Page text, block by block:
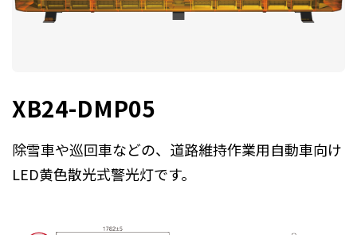
XB24-DMP05
除雪車や巡回車などの、道路維持作業用自動車向け
LED黄色散光式警光灯です。